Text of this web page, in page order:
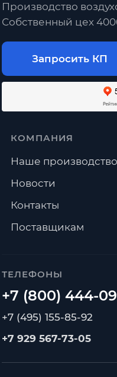
Производство
Собственный цех
Запросить КП
ТЕЛЕФОНЫ
+7 (495) 155-85-92
+7 929 567-73-05
КОМПАНИЯ
Наше производство
Новости
Контакты
Поставщикам